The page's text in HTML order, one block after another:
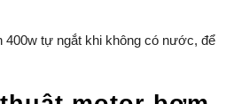
400w tự ngắt khi không có nước, để